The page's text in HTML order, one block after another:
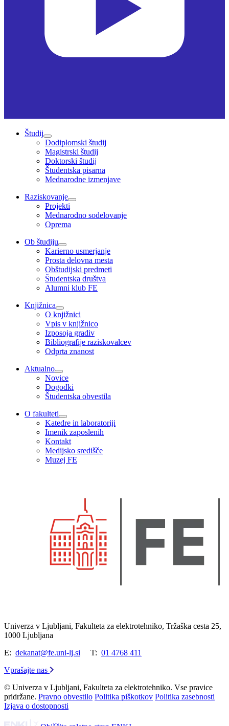
Študij
Dodiplomski študij
Magistrski študij
Doktorski študij
Študentska pisarna
Mednarodne izmenjave
Raziskovanje
Projekti
Mednarodno sodelovanje
Oprema
Ob študiju
Karierno usmerjanje
Prosta delovna mesta
Obštudijski predmeti
Študentska društva
Alumni klub FE
Knjižnica
O knjižnici
Vpis v knjižnico
Izposoja gradiv
Bibliografije raziskovalcev
Odprta znanost
Aktualno
Novice
Dogodki
Študentska obvestila
O fakulteti
Katedre in laboratoriji
Imenik zaposlenih
Kontakt
Medijsko središče
Muzej FE
Univerza v Ljubljani, Fakulteta za elektrotehniko, Tržaška cesta 25,
1000 Ljubljana
E: dekanat@fe.uni-lj.si T: 01 4768 411
Vprašajte nas
© Univerza v Ljubljani, Fakulteta za elektrotehniko. Vse pravice
pridržane. Pravno obvestilo Politika piškotkov Politika zasebnosti
Izjava o dostopnosti